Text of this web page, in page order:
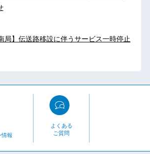
局】伝送路移設に伴うサービス一時停止
情報
よくある
ご質問